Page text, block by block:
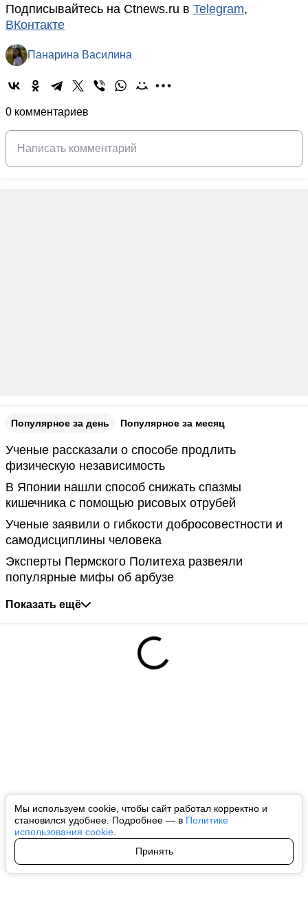
Мы используем cookie, чтобы сайт работал корректно и
становился удобнее. Подробнее — в Политике
использования cookie
Принять
Подписывайтесь на Ctnews.ru в Telegram,
ВКонтакте
Панарина Василина
0 комментариев
Популярное за день Популярное за месяц
Ученые рассказали о способе продлить
физическую независимость
В Японии нашли способ снижать спазмы
кишечника с помощью рисовых отрубей
Ученые заявили о гибкости добросовестности и
самодисциплины человека
Эксперты Пермского Политеха развеяли
популярные мифы об арбузе
Показать ещё